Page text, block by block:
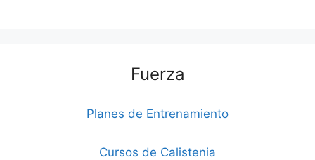
Fuerza
Planes de Entrenamiento
Cursos de Calistenia